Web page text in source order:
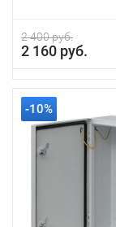
2 400 руб.
2 160 руб.
-10%